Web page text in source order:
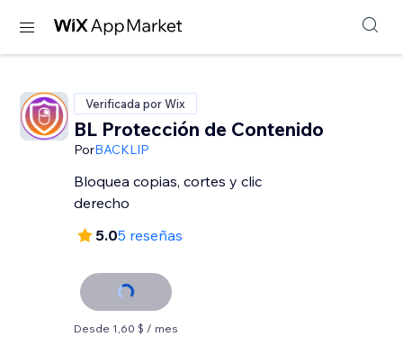
Verificada por Wix
BL Protección de Contenido
PorBACKLIP
Bloquea copias, cortes y clic
derecho
5.05 reseñas
Desde 1,60 $ / mes